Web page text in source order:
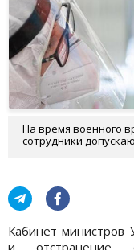
На время военного
сотрудники
Кабинет министров
и отстранение